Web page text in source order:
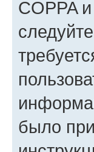
COPPA
было